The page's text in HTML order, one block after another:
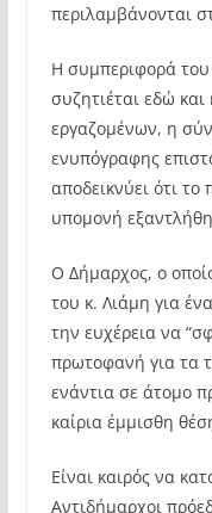
περιλαμβάνονται
Η συμπεριφορά
συζητιέται εδώ
εργαζομένων, η
ενυπόγραφης
αποδεικνύει ότι
υπομονή
Ο Δήμαρχος, ο
του κ. Λιάμη για
την ευχέρεια να
πρωτοφανή για τα
ενάντια σε άτομο
καίρια έμμισθη
Είναι καιρός να
Αντιδήμαρχοι